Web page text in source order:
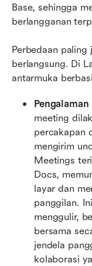
Base, sehingga
berlangganan
Perbedaan
berlangsung. Di
antarmuka
meeting
percakapan
mengirim
Meetings
Docs,
layar dan
panggilan.
menggulir,
bersama
jendela
kolaborasi